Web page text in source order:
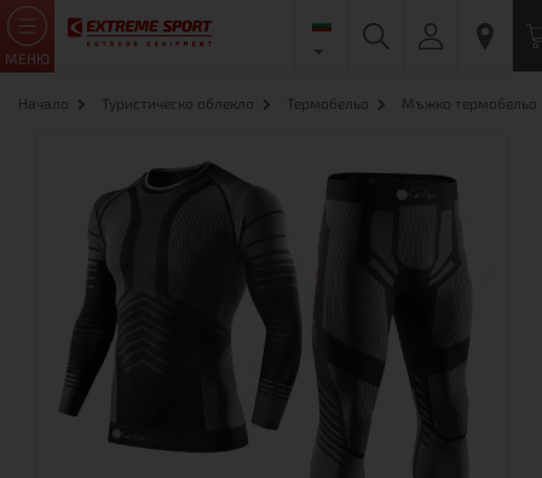
МЕНЮ
Начало Туристическо облекло Термобельо Мъжко термобельо